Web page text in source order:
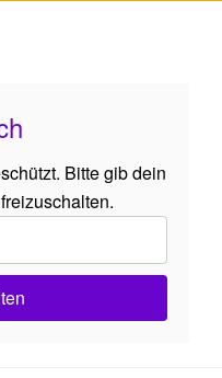
Bitte gib dein